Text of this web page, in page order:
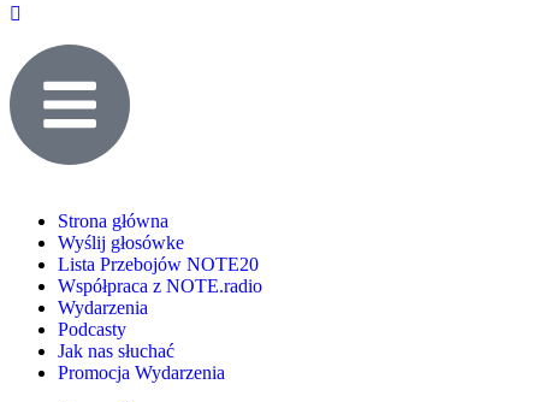
Strona główna
Wyślij głosówke
Lista Przebojów NOTE20
Współpraca z NOTE.radio
Wydarzenia
Podcasty
Jak nas słuchać
Promocja Wydarzenia